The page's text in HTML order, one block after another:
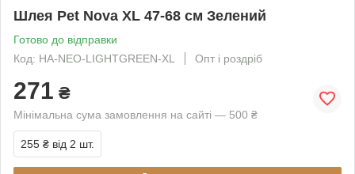
Шлея Pet Nova XL 47-68 см Зелений
Готово до відправки
Код: HA-NEO-LIGHTGREEN-XL
Опт і роздріб
271 ₴
Мінімальна сума замовлення на сайті — 500 ₴
255 ₴ від 2 шт.